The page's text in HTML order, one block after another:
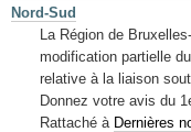
Nord-Sud
La Région de
modification partielle
relative à la liaison
Donnez votre avis du
Rattaché à Dernières